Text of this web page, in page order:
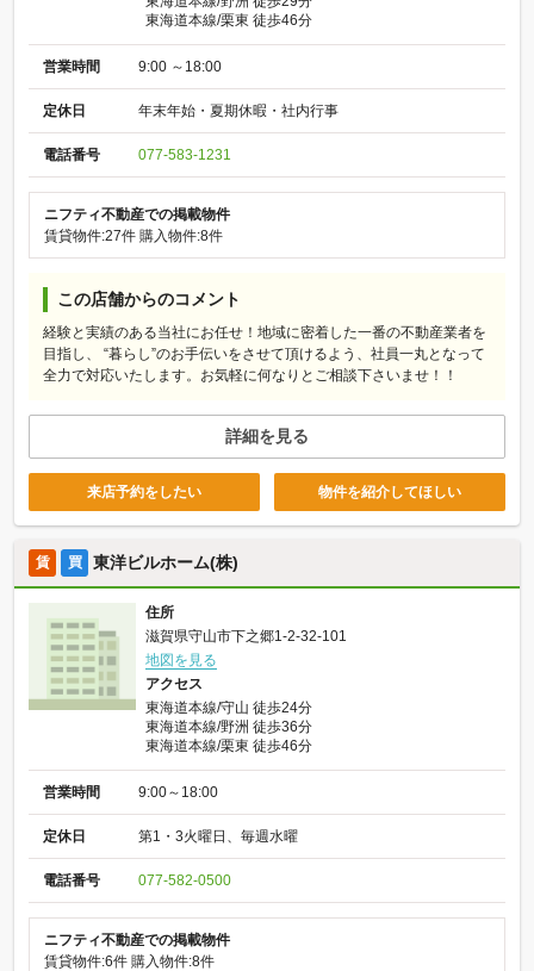
東海道本線/栗東 徒歩46分
営業時間 9:00 ～18:00
定休日 年末年始・夏期休暇・社内行事
電話番号 077-583-1231
ニフティ不動産での掲載物件
賃貸物件:27件 購入物件:8件
この店舗からのコメント
経験と実績のある当社にお任せ！地域に密着した一番の不動産業者を
目指し、 “暮らし”のお手伝いをさせて頂けるよう、社員一丸となって
全力で対応いたします。お気軽に何なりとご相談下さいませ！！
詳細を見る
来店予約をしたい 物件を紹介してほしい
賃 買 東洋ビルホーム(株)
住所
滋賀県守山市下之郷1-2-32-101
地図を見る
アクセス
東海道本線/守山 徒歩24分
東海道本線/野洲 徒歩36分
東海道本線/栗東 徒歩46分
営業時間 9:00～18:00
定休日 第1・3火曜日、毎週水曜
電話番号 077-582-0500
ニフティ不動産での掲載物件
賃貸物件:6件 購入物件:8件